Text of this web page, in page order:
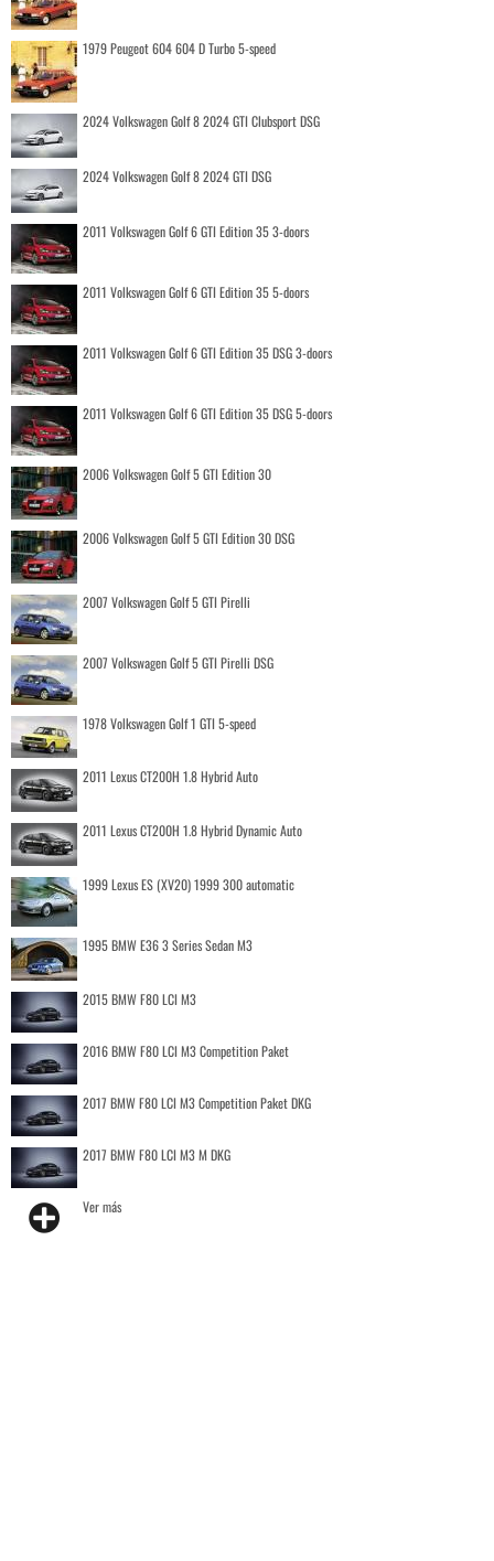
1979 Peugeot 604 604 D Turbo 5-speed
2024 Volkswagen Golf 8 2024 GTI Clubsport DSG
2024 Volkswagen Golf 8 2024 GTI DSG
2011 Volkswagen Golf 6 GTI Edition 35 3-doors
2011 Volkswagen Golf 6 GTI Edition 35 5-doors
2011 Volkswagen Golf 6 GTI Edition 35 DSG 3-doors
2011 Volkswagen Golf 6 GTI Edition 35 DSG 5-doors
2006 Volkswagen Golf 5 GTI Edition 30
2006 Volkswagen Golf 5 GTI Edition 30 DSG
2007 Volkswagen Golf 5 GTI Pirelli
2007 Volkswagen Golf 5 GTI Pirelli DSG
1978 Volkswagen Golf 1 GTI 5-speed
2011 Lexus CT200H 1.8 Hybrid Auto
2011 Lexus CT200H 1.8 Hybrid Dynamic Auto
1999 Lexus ES (XV20) 1999 300 automatic
1995 BMW E36 3 Series Sedan M3
2015 BMW F80 LCI M3
2016 BMW F80 LCI M3 Competition Paket
2017 BMW F80 LCI M3 Competition Paket DKG
2017 BMW F80 LCI M3 M DKG
Ver más